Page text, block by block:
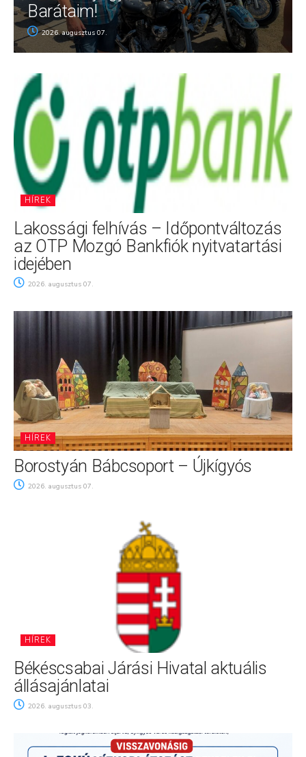
Barátaim!
2026. augusztus 07.
HÍREK
Lakossági felhívás – Időpontváltozás
az OTP Mozgó Bankfiók nyitvatartási
idejében
2026. augusztus 07.
HÍREK
Borostyán Bábcsoport – Újkígyós
2026. augusztus 07.
HÍREK
Békéscsabai Járási Hivatal aktuális
állásajánlatai
2026. augusztus 03.